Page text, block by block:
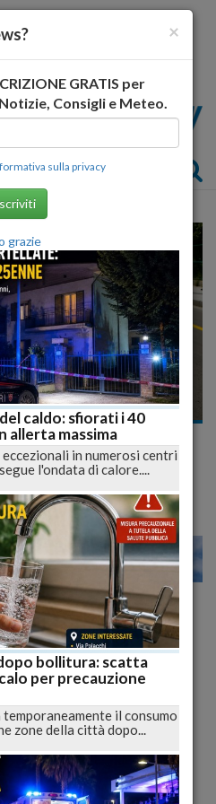
le Chiusure e gli
sulla Viabilità
24 28
2024 17:54
sulle strade principali è cruciale
Ecco un elenco dei prossimi
e S.Gabriele/Colledara in
ha annunciato la chiusura
Assergi - Colledara/San
×
GRATIS per
Consigli e Meteo.
sulla privacy
grazie
caldo: sfiorati i 40
allerta massima
in numerosi centri
l'ondata di calore....
bollitura: scatta
per precauzione
il consumo
zone della città dopo...